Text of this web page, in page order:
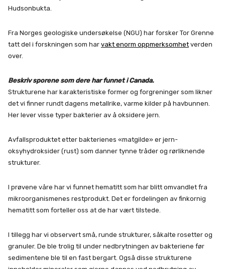
Hudsonbukta.
Fra Norges geologiske undersøkelse (NGU) har forsker Tor Grenne
tatt del i forskningen som har vakt enorm oppmerksomhet verden
over.
Beskriv sporene som dere har funnet i Canada.
Strukturene har karakteristiske former og forgreninger som likner
det vi finner rundt dagens metallrike, varme kilder på havbunnen.
Her lever visse typer bakterier av å oksidere jern.
Avfallsproduktet etter bakterienes «matgilde» er jern-
oksyhydroksider (rust) som danner tynne tråder og rørliknende
strukturer.
I prøvene våre har vi funnet hematitt som har blitt omvandlet fra
mikroorganismenes restprodukt. Det er fordelingen av finkornig
hematitt som forteller oss at de har vært tilstede.
I tillegg har vi observert små, runde strukturer, såkalte rosetter og
granuler. De ble trolig til under nedbrytningen av bakteriene før
sedimentene ble til en fast bergart. Også disse strukturene